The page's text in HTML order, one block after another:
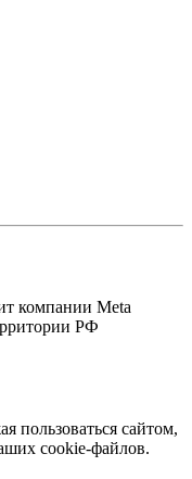
компании Meta
РФ
пользоваться сайтом,
cookie-файлов.